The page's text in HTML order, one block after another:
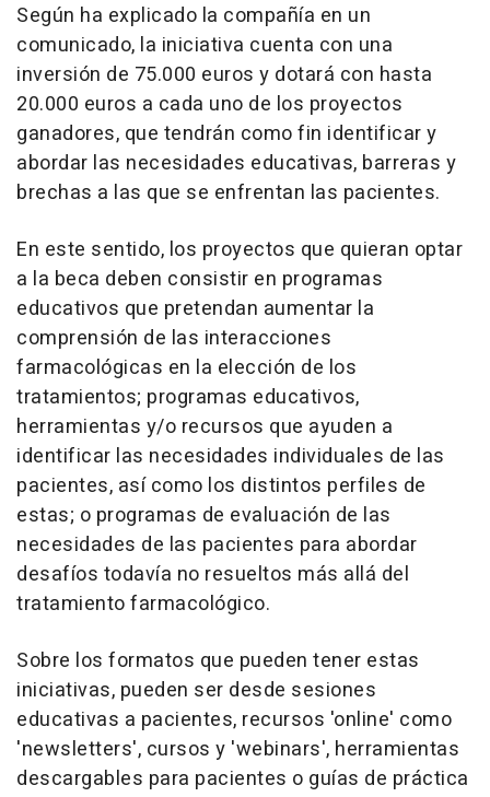
Según ha explicado la compañía en un
comunicado, la iniciativa cuenta con una
inversión de 75.000 euros y dotará con hasta
20.000 euros a cada uno de los proyectos
ganadores, que tendrán como fin identificar y
abordar las necesidades educativas, barreras y
brechas a las que se enfrentan las pacientes.
En este sentido, los proyectos que quieran optar
a la beca deben consistir en programas
educativos que pretendan aumentar la
comprensión de las interacciones
farmacológicas en la elección de los
tratamientos; programas educativos,
herramientas y/o recursos que ayuden a
identificar las necesidades individuales de las
pacientes, así como los distintos perfiles de
estas; o programas de evaluación de las
necesidades de las pacientes para abordar
desafíos todavía no resueltos más allá del
tratamiento farmacológico.
Sobre los formatos que pueden tener estas
iniciativas, pueden ser desde sesiones
educativas a pacientes, recursos 'online' como
'newsletters', cursos y 'webinars', herramientas
descargables para pacientes o guías de práctica